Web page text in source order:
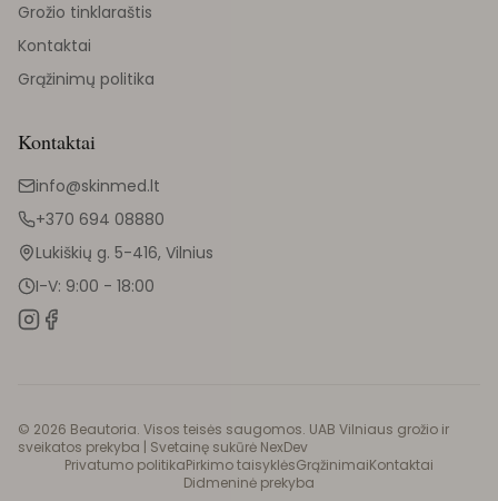
Grožio tinklaraštis
Kontaktai
Grąžinimų politika
Kontaktai
info@skinmed.lt
+370 694 08880
Lukiškių g. 5-416, Vilnius
I-V: 9:00 - 18:00
© 2026 Beautoria. Visos teisės saugomos. UAB Vilniaus grožio ir
sveikatos prekyba | Svetainę sukūrė NexDev
Privatumo politikaPirkimo taisyklėsGrąžinimaiKontaktai
Didmeninė prekyba